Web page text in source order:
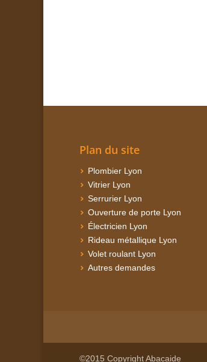
Plan du site
Plombier Lyon
Vitrier Lyon
Serrurier Lyon
Ouverture de porte Lyon
Électricien Lyon
Rideau métallique Lyon
Volet roulant Lyon
Autres demandes
©2015 Copyright Abacaide